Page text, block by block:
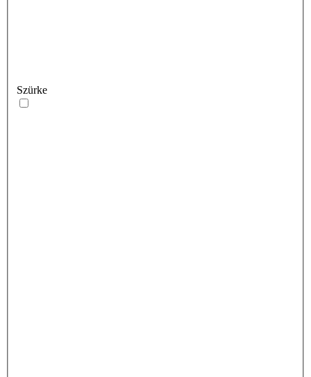
Szürke